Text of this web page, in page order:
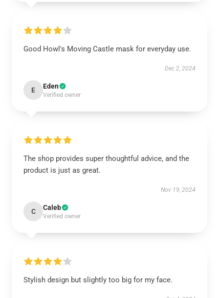
Good Howl's Moving Castle mask for everyday use.
Dec 2, 2024
E Eden
Verified owner
The shop provides super thoughtful advice, and the
product is just as great.
Nov 19, 2024
C Caleb
Verified owner
Stylish design but slightly too big for my face.